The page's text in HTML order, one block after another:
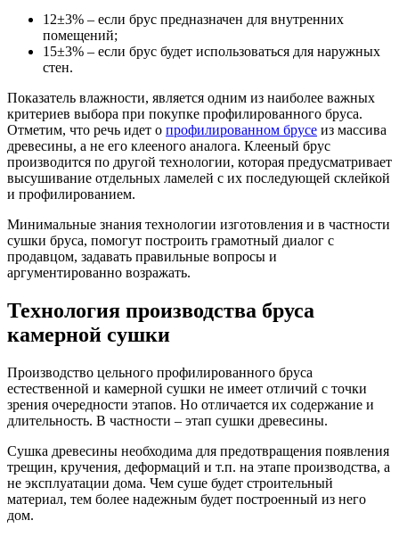
12±3% – если брус предназначен для внутренних
помещений;
15±3% – если брус будет использоваться для наружных
стен.
Показатель влажности, является одним из наиболее важных
критериев выбора при покупке профилированного бруса.
Отметим, что речь идет о профилированном брусе из массива
древесины, а не его клееного аналога. Клееный брус
производится по другой технологии, которая предусматривает
высушивание отдельных ламелей с их последующей склейкой
и профилированием.
Минимальные знания технологии изготовления и в частности
сушки бруса, помогут построить грамотный диалог с
продавцом, задавать правильные вопросы и
аргументированно возражать.
Технология производства бруса
камерной сушки
Производство цельного профилированного бруса
естественной и камерной сушки не имеет отличий с точки
зрения очередности этапов. Но отличается их содержание и
длительность. В частности – этап сушки древесины.
Сушка древесины необходима для предотвращения появления
трещин, кручения, деформаций и т.п. на этапе производства, а
не эксплуатации дома. Чем суше будет строительный
материал, тем более надежным будет построенный из него
дом.